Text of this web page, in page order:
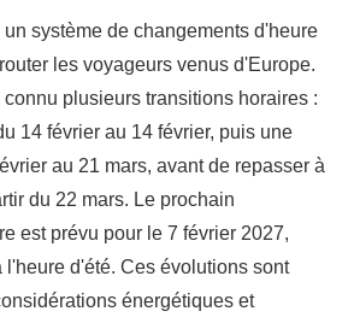
système de changements d'heure
les voyageurs venus d'Europe.
plusieurs transitions horaires :
14 février au 14 février, puis une
au 21 mars, avant de repasser à
du 22 mars. Le prochain
est prévu pour le 7 février 2027,
l'heure d'été. Ces évolutions sont
énergétiques et